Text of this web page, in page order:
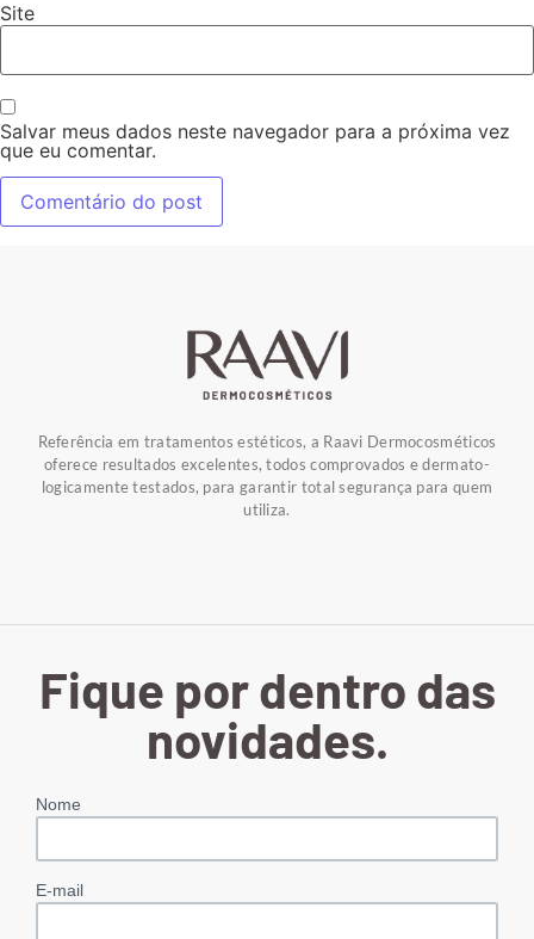
Site
Salvar meus dados neste navegador para a próxima vez
que eu comentar.
Referência em tratamentos estéticos, a Raavi Dermocosméticos
oferece resultados excelentes, todos comprovados e dermato-
logicamente testados, para garantir total segurança para quem
utiliza.
Fique por dentro das
novidades.
Nome
E-mail